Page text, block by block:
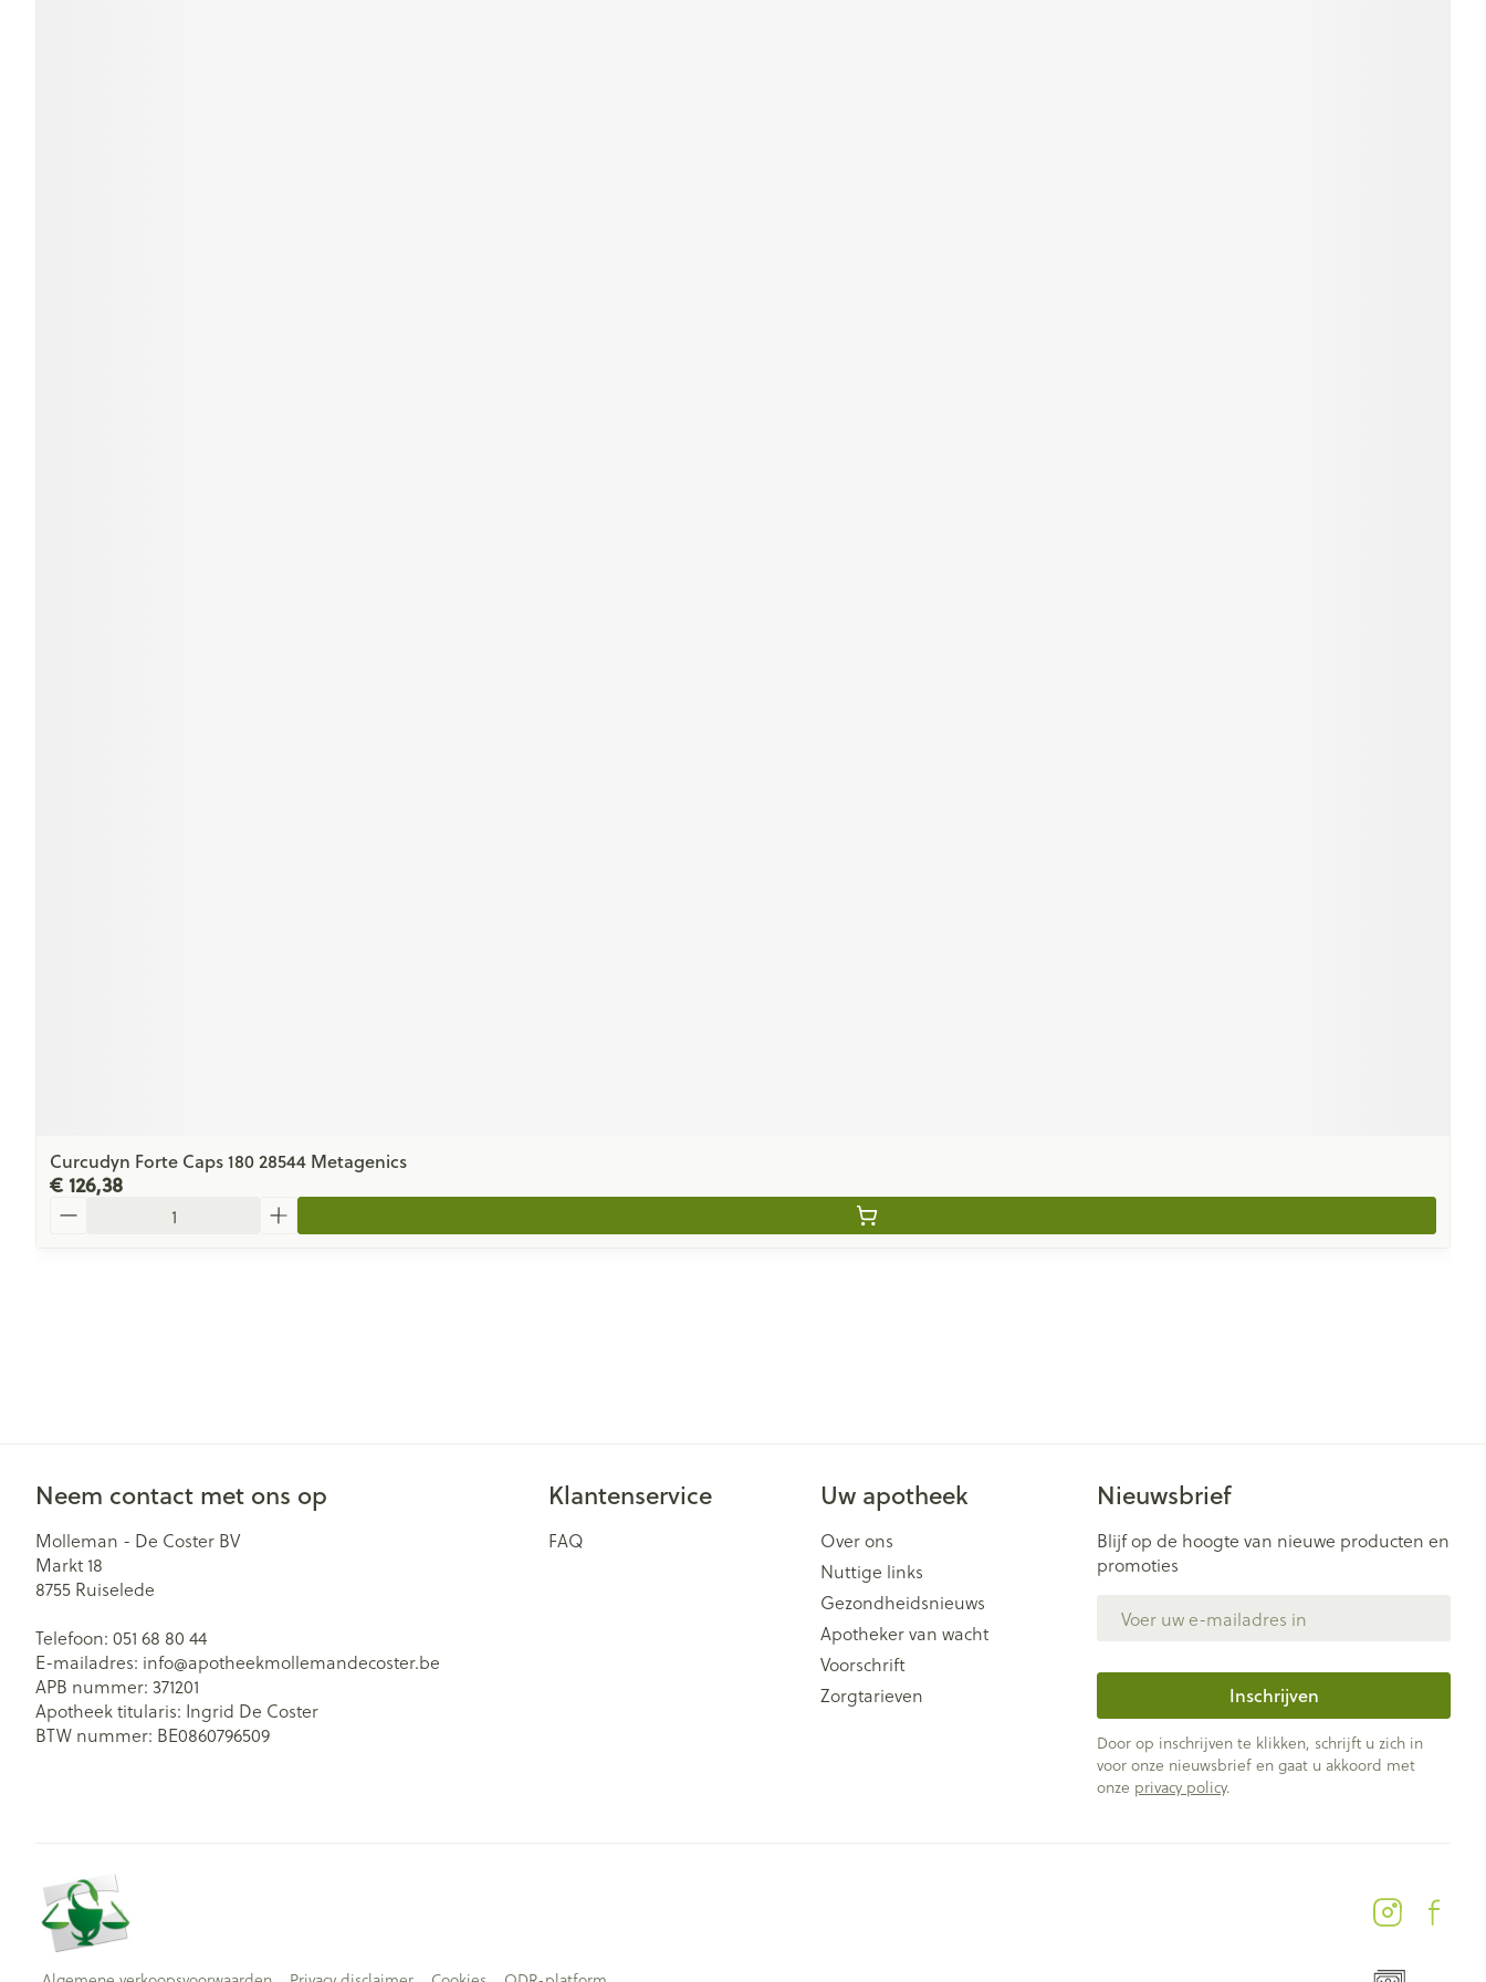
Curcudyn Forte Caps 180 28544 Metagenics
€ 126,38
Neem contact met ons op
Molleman - De Coster BV
Markt 18
8755 Ruiselede
Telefoon: 051 68 80 44
E-mailadres: info@apotheekmollemandecoster.be
APB nummer: 371201
Apotheek titularis: Ingrid De Coster
BTW nummer: BE0860796509
Klantenservice
FAQ
Uw apotheek
Over ons
Nuttige links
Gezondheidsnieuws
Apotheker van wacht
Voorschrift
Zorgtarieven
Nieuwsbrief
Blijf op de hoogte van nieuwe producten en
promoties
Inschrijven
Door op inschrijven te klikken, schrijft u zich in
voor onze nieuwsbrief en gaat u akkoord met
onze privacy policy.